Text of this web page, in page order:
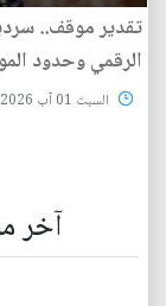
تقدير موقف..
الرقمي وحدود
السبت 01 آب 2026
آخر